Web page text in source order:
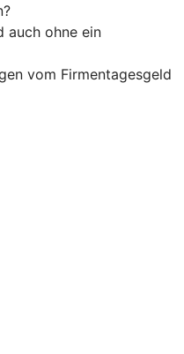
auch ohne ein
vom Firmentagesgeld